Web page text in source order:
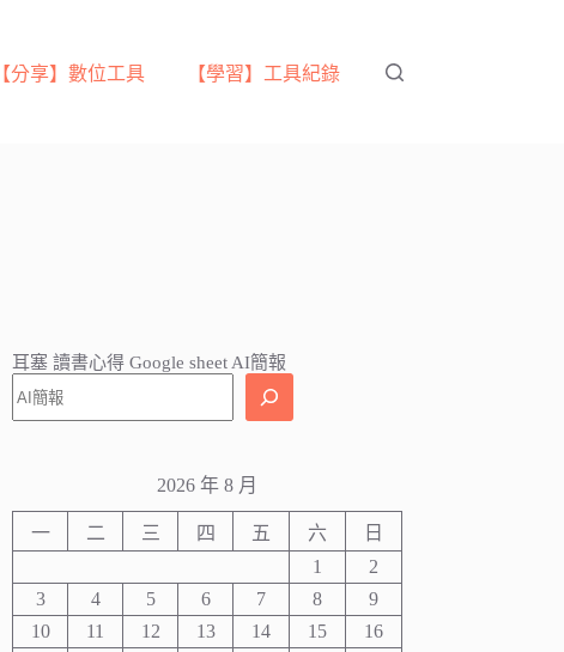
【分享】數位工具 【學習】工具紀錄
耳塞 讀書心得 Google sheet AI簡報
2026 年 8 月
一 二 三 四 五 六
日
1
2
3
4 5 6 7 8
9
10
11 12 13 14 15
16